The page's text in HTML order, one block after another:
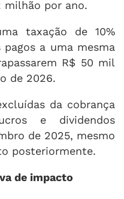
milhão por ano.
taxação de 10%
a uma mesma
R$ 50 mil
de 2026.
da cobrança
e dividendos
de 2025, mesmo
posteriormente.
de impacto